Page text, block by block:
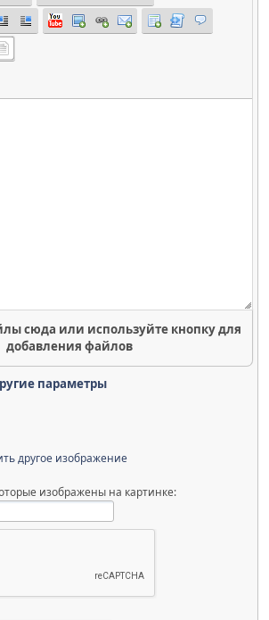
сюда или используйте кнопку для
добавления файлов
параметры
другое изображение
изображены на картинке: